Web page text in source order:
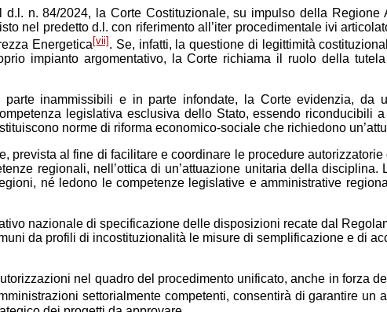
n. 84/2024, la Corte Costituzionale, su impulso della
nel predetto d.l. con riferimento all’iter procedimentale ivi
Energetica [vii] . Se, infatti, la questione di legittimità
impianto argomentativo, la Corte richiama il ruolo della tutela
inammissibili e in parte infondate, la Corte evidenzia,
legislativa esclusiva dello Stato, essendo riconducibili
norme di riforma economico-sociale che richiedono
prevista al fine di facilitare e coordinare le procedure
regionali, nell’ottica di un’attuazione unitaria della
né ledono le competenze legislative e amministrative
nazionale di specificazione delle disposizioni recate dal
da profili di incostituzionalità le misure di semplificazione e di
nel quadro del procedimento unificato, anche in forza
settorialmente competenti, consentirà di garantire